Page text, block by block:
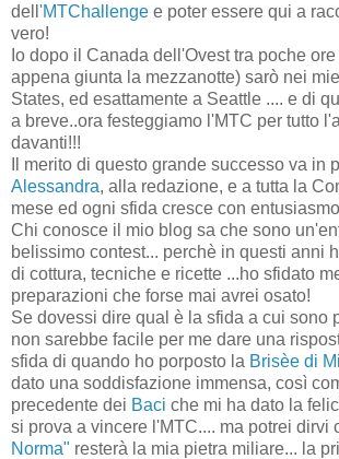
dell 'MTChallenge e poter essere qui a
vero!
Io dopo il Canada dell'Ovest tra poche
appena giunta la mezzanotte) sarò nei
States, ed esattamente a Seattle .... e di
a breve..ora festeggiamo l'MTC per tutto
davanti!!!
Il merito di questo grande successo va in
Alessandra, alla redazione, e a tutta la
mese ed ogni sfida cresce con
Chi conosce il mio blog sa che sono
belissimo contest... perchè in questi anni
di cottura, tecniche e ricette ...ho sfidato
preparazioni che forse mai avrei osato!
Se dovessi dire qual è la sfida a cui sono
non sarebbe facile per me dare una
sfida di quando ho porposto la Brisèe di
dato una soddisfazione immensa, così
precedente dei Baci che mi ha dato la
si prova a vincere l'MTC.... ma potrei dirvi
Norma" resterà la mia pietra miliare... la